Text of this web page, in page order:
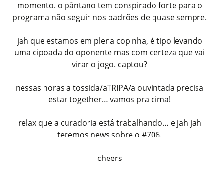
momento. o pântano tem conspirado forte para o
programa não seguir nos padrões de quase sempre.
jah que estamos em plena copinha, é tipo levando
uma cipoada do oponente mas com certeza que vai
virar o jogo. captou?
nessas horas a tossida/aTRIPA/a ouvintada precisa
estar together… vamos pra cima!
relax que a curadoria está trabalhando… e jah jah
teremos news sobre o #706.
cheers